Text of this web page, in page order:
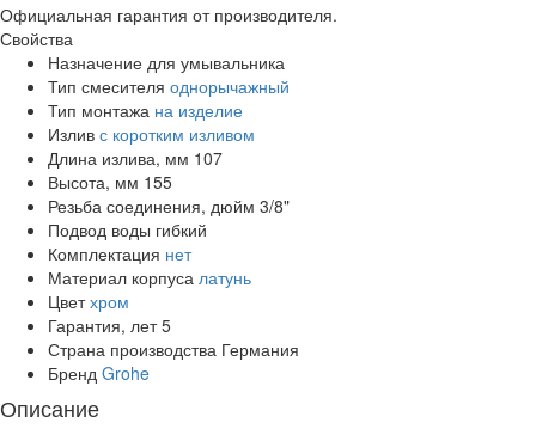
Официальная гарантия от производителя.
Свойства
Назначение для умывальника
Тип смесителя однорычажный
Тип монтажа на изделие
Излив с коротким изливом
Длина излива, мм 107
Высота, мм 155
Резьба соединения, дюйм 3/8"
Подвод воды гибкий
Комплектация нет
Материал корпуса латунь
Цвет хром
Гарантия, лет 5
Страна производства Германия
Бренд Grohe
Описание